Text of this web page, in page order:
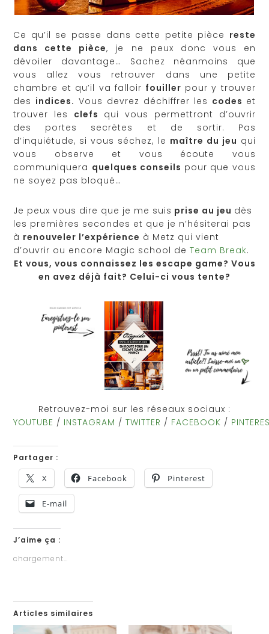
Ce qu’il se passe dans cette petite pièce reste
dans cette pièce, je ne peux donc vous en
dévoiler davantage… Sachez néanmoins que
vous allez vous retrouver dans une petite
chambre et qu’il va falloir fouiller pour y trouver
des indices. Vous devrez déchiffrer les codes et
trouver les clefs qui vous permettront d’ouvrir
des portes secrètes et de sortir. Pas
d’inquiétude, si vous séchez, le maître du jeu qui
vous observe et vous écoute vous
communiquera quelques conseils pour que vous
ne soyez pas bloqué…
Je peux vous dire que je me suis prise au jeu dès
les premières secondes et que je n’hésiterai pas
à renouveler l’expérience à Metz qui vient
d’ouvrir ou encore Magic school deTeam Break.
Et vous, vous connaissez les escape game? Vous
en avez déjà fait? Celui-ci vous tente?
Retrouvez-moi sur les réseaux sociaux :
YOUTUBE / INSTAGRAM /TWITTER / FACEBOOK /
Partager :
X Facebook Pinterest
E-mail
J’aime ça :
chargement…
Articles similaires